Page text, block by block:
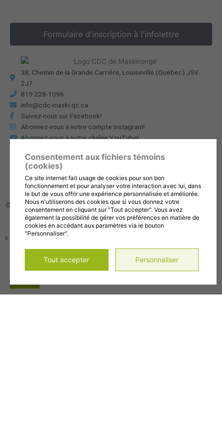
Formulaire d'inscription à l'infolettre
38, Chemin de la Grande Carrière, Louiseville (Québec) J5V
2J7
819 228-1096
info@cdc-maski.qc.ca
Suivez-nous sur Facebook!
Abonnez-vous à notre compte Instagram!
Abonnez-vous à notre chaîne YouTube!
Gérer mes témoins (cookies)
Conditions d’utilisation et politique de confidentialité
© 2026, Tous droits réservés,CDC de la MRC de Maskinongé
DESIGN
Consentement aux fichiers témoins
(cookies)
Ce site internet fait usage de cookies pour son bon
fonctionnement et pour analyser votre interaction avec lui, dans
le but de vous offrir une expérience personnalisée et améliorée.
Nous n'utiliserons des cookies que si vous donnez votre
consentement en cliquant sur "Tout accepter". Vous avez
également la possibilité de gérer vos préférences en matière de
cookies en accédant aux paramètres via le bouton
"Personnaliser".
Tout accepter Personnaliser